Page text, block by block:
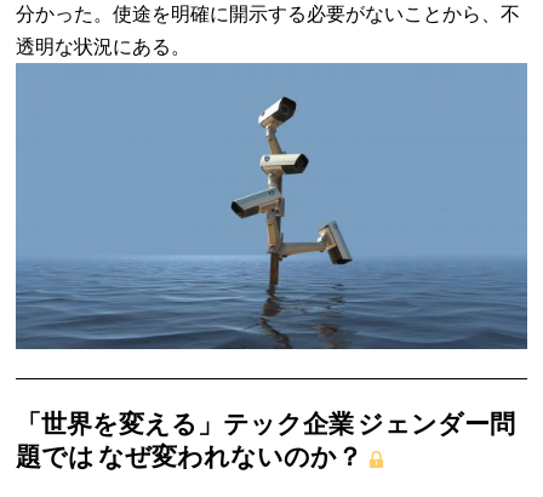
分かった。使途を明確に開示する必要がないことから、不
透明な状況にある。
「世界を変える」テック企業 ジェンダー問
題では なぜ変われないのか？